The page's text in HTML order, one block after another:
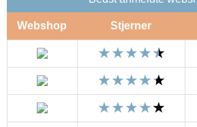
Webshop Stjerner